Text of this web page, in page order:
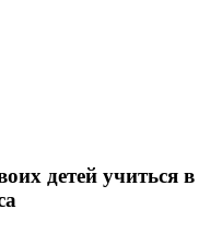
детей учиться в